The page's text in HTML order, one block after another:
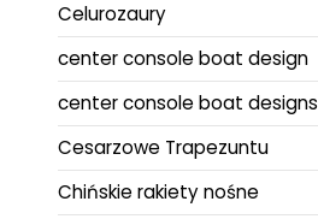
Celurozaury
center console boat design
center console boat designs
Cesarzowe Trapezuntu
Chińskie rakiety nośne